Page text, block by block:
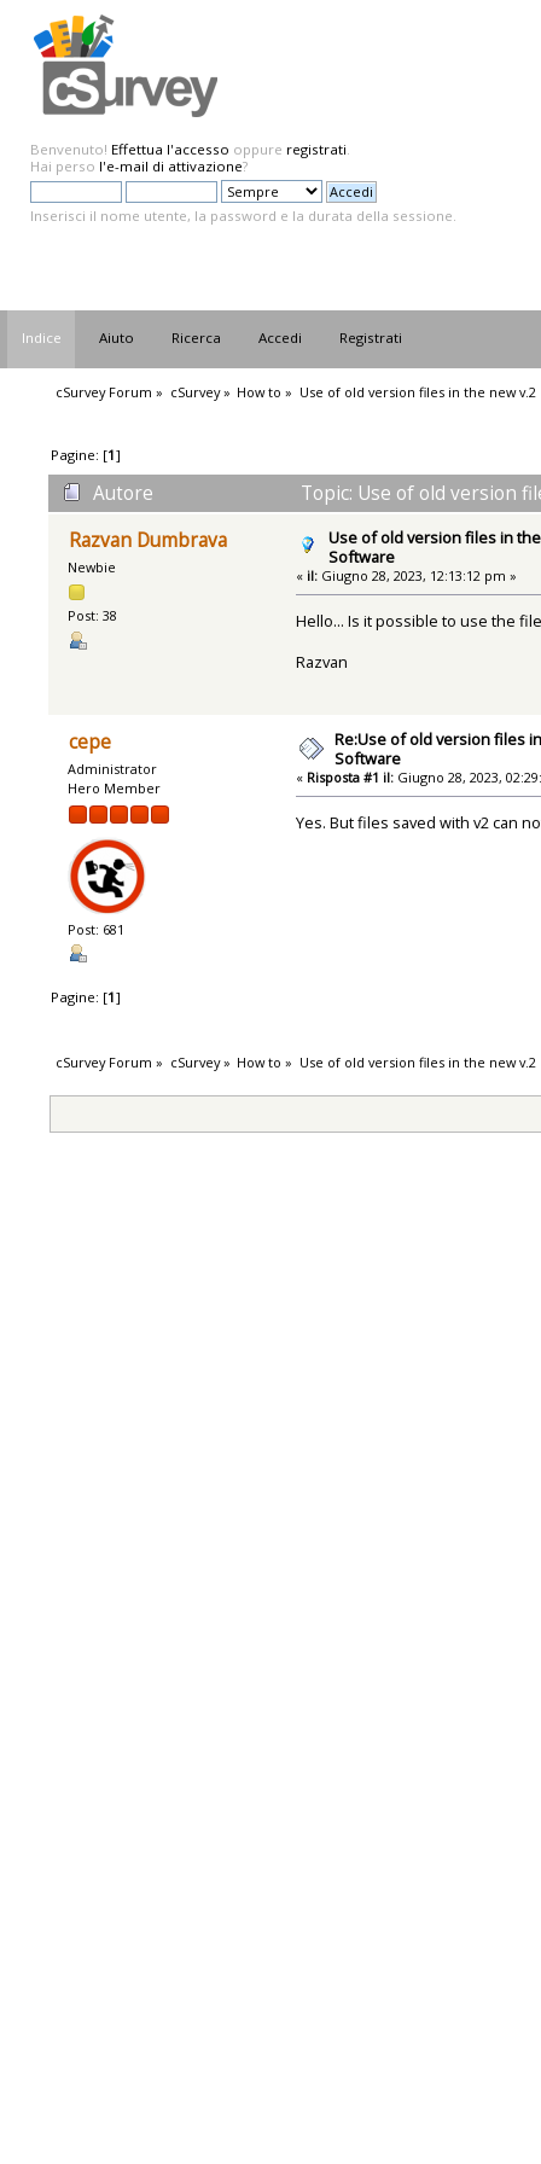
Benvenuto! Effettua l'accesso oppure registrati.
Hai perso l'e-mail di attivazione?
Inserisci il nome utente, la password e la durata della sessione.
Indice Aiuto Ricerca Accedi Registrati
cSurvey Forum » cSurvey» How to » Use of old version files in the new v.2
Pagine: [1]
Autore
Topic: Use of old version
Razvan Dumbrava
Newbie
Post: 38
Use of old version files in
Software
« il:Giugno 28, 2023, 12:13:12 pm »
Hello... Is it possible to use the
Razvan
cepe
Administrator
Hero Member
Post: 681
Re:Use of old version files
Software
« Risposta #1 il:Giugno 28, 2023,
Yes. But files saved with v2 can
Pagine: [1]
cSurvey Forum » cSurvey» How to » Use of old version files in the new v.2